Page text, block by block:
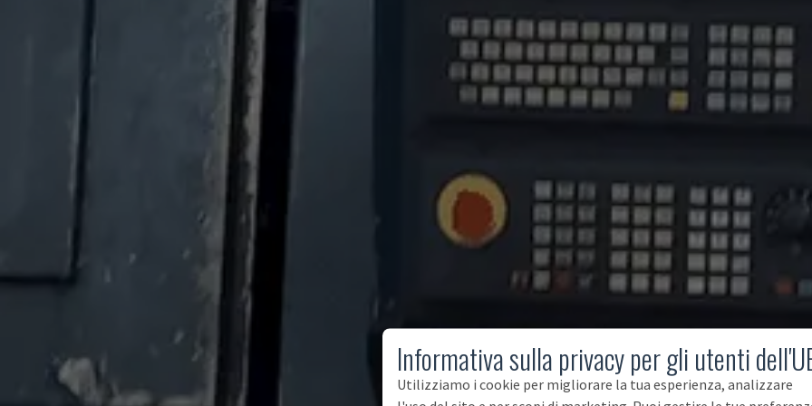
Informativa sulla privacy per gli utenti
Utilizziamo i cookie per migliorare la tua esperienza, analizzare